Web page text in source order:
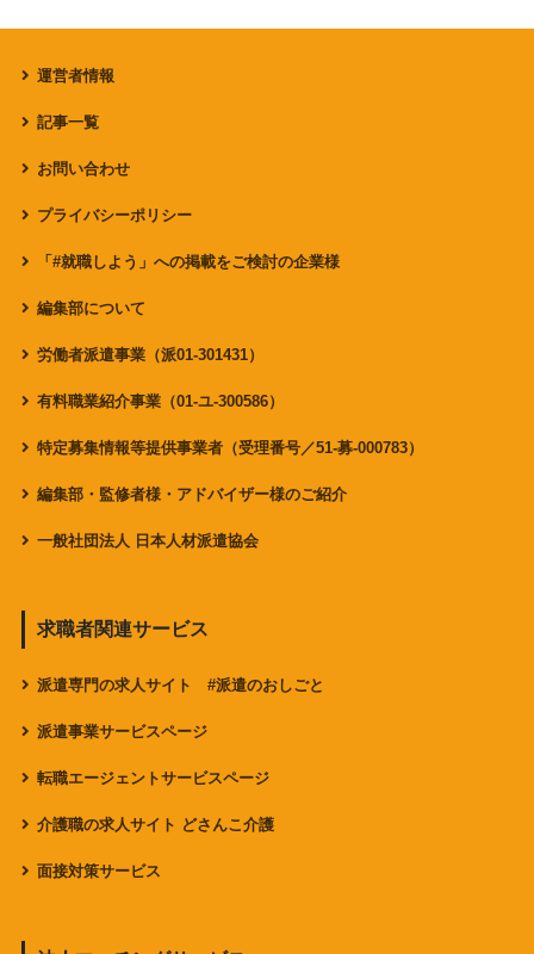
運営者情報
記事一覧
お問い合わせ
プライバシーポリシー
「#就職しよう」への掲載をご検討の企業様
編集部について
労働者派遣事業（派01-301431）
有料職業紹介事業（01-ユ-300586）
特定募集情報等提供事業者（受理番号／51-募-000783）
編集部・監修者様・アドバイザー様のご紹介
一般社団法人 日本人材派遣協会
求職者関連サービス
派遣専門の求人サイト #派遣のおしごと
派遣事業サービスページ
転職エージェントサービスページ
介護職の求人サイト どさんこ介護
面接対策サービス